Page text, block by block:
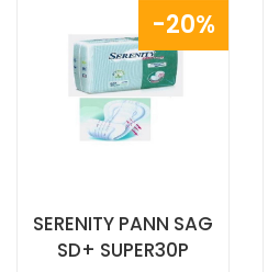
MAXI
M
15PZ NON
È
DISPONIBILE
SERENITY PANN SAG
SD+ SUPER30P
20%